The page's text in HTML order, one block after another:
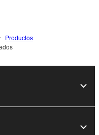
Productos